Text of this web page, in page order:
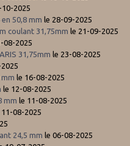
10-2025
50,8 mm le 28-09-2025
coulant 31,75mm le 21-09-2025
08-2025
31,75mm le 23-08-2025
le 16-08-2025
le 12-08-2025
mm le 11-08-2025
11-08-2025
24,5 mm le 06-08-2025